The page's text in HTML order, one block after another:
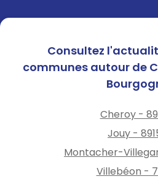
Consultez
communes autour de
Cheroy -
Jouy -
Montacher-
Villebéon -